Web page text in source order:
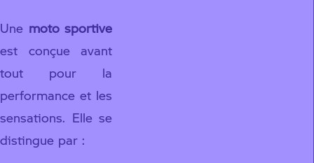
Une moto sportive
est conçue avant
tout pour la
performance et les
sensations. Elle se
distingue par :